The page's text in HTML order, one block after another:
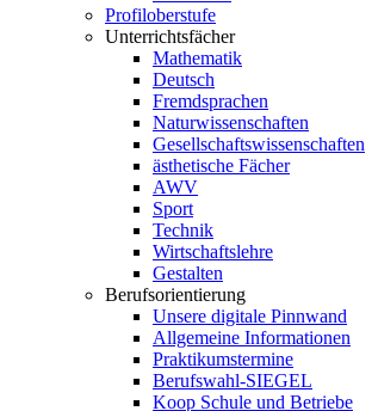
Profiloberstufe
Unterrichtsfächer
Mathematik
Deutsch
Fremdsprachen
Naturwissenschaften
Gesellschaftswissenschaften
ästhetische Fächer
AWV
Sport
Technik
Wirtschaftslehre
Gestalten
Berufsorientierung
Unsere digitale Pinnwand
Allgemeine Informationen
Praktikumstermine
Berufswahl-SIEGEL
Koop Schule und Betriebe